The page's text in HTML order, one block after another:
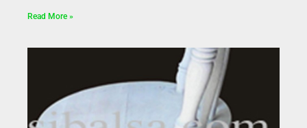
Read More »